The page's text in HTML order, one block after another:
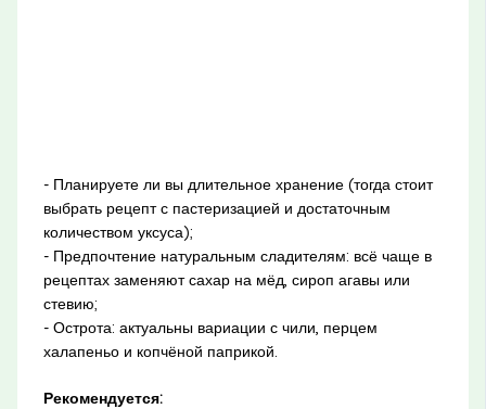
- Планируете ли вы длительное хранение (тогда стоит
выбрать рецепт с пастеризацией и достаточным
количеством уксуса);
- Предпочтение натуральным сладителям: всё чаще в
рецептах заменяют сахар на мёд, сироп агавы или
стевию;
- Острота: актуальны вариации с чили, перцем
халапеньо и копчёной паприкой.
Рекомендуется: